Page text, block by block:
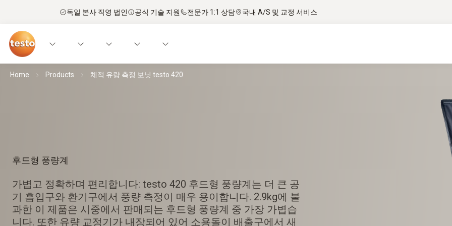
독일 본사 직영 법인 공식 기술 지원 전문가 1:1 상담 국내 A/S 및 교정 서비스
Home Products 체적 유량 측정 보닛 testo 420
후드형 풍량계
가볍고 정확하며 편리합니다: testo 420 후드형 풍량계는 더 큰 공
기 흡입구와 환기구에서 풍량 측정이 매우 용이합니다. 2.9kg에 불
과한 이 제품은 시중에서 판매되는 후드형 풍량계 중 가장 가볍습
니다. 또한 유량 교정기가 내장되어 있어 소용돌이 배출구에서 새